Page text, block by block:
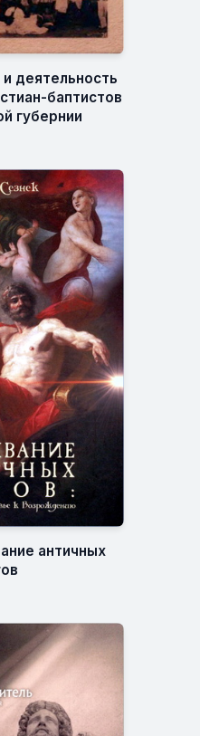
деятельность
баптистов
губернии
античных